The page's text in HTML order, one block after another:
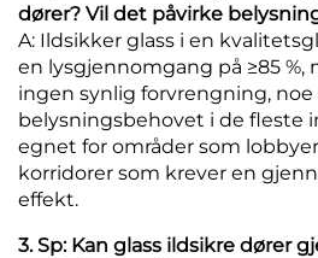
dører? Vil det påvirke
A: Ildsikker glass i en
en lysgjennomgang på ≥85 %,
ingen synlig forvrengning,
belysningsbehovet i de fleste
egnet for områder som
korridorer som krever en
effekt.
3. Sp: Kan glass ildsikre dører